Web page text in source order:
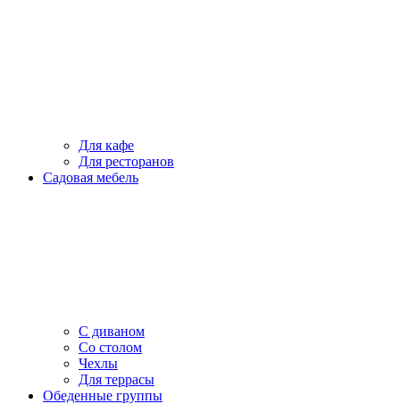
Для кафе
Для ресторанов
Садовая мебель
С диваном
Со столом
Чехлы
Для террасы
Обеденные группы